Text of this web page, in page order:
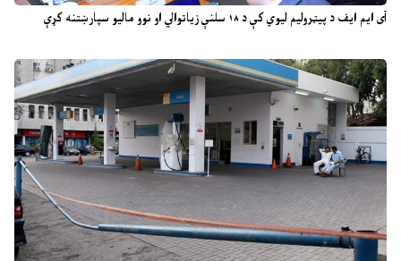
آی ایم ایف د پیټرولیم لیوي کې د ۱۸ سلنې زیاتوالي او نوو مالیو سپارښتنه کړې